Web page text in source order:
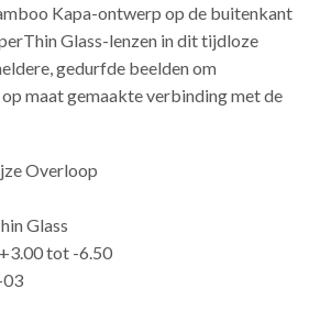
Kapa-ontwerp op de buitenkant
Glass-lenzen in dit tijdloze
gedurfde beelden om
maat gemaakte verbinding met de
Overloop
Glass
+3.00 tot -6.50